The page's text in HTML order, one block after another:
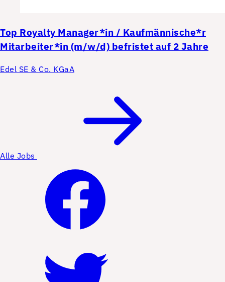
Top Royalty Manager*in / Kaufmännische*r
Mitarbeiter*in (m/w/d) befristet auf 2 Jahre
Edel SE & Co. KGaA
Alle Jobs